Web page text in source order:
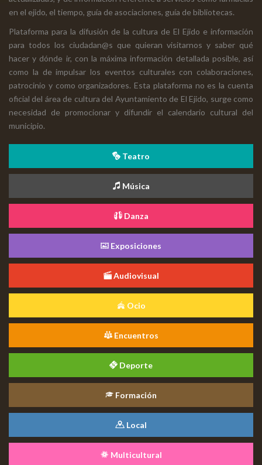
en el ejido, el tiempo, guía de asociaciones, guía de bibliotecas.
Plataforma para la difusión de la cultura de El Ejido e información
para todos los ciudadan@s que quieran visitarnos y saber qué
hacer y dónde ir, con la máxima información detallada posible, así
como la de impulsar los eventos culturales con colaboraciones,
patrocinio y como organizadores. Esta plataforma no es la cuenta
oficial del área de cultura del Ayuntamiento de El Ejido, surge como
necesidad de promocionar y difundir el calendario cultural del
municipio.
Teatro
Música
Danza
Exposiciones
Audiovisual
Ocio
Encuentros
Deporte
Formación
Local
Multicultural